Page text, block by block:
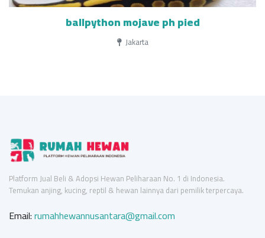
ballpython mojave ph pied
Jakarta
Platform Jual Beli & Adopsi Hewan Peliharaan No. 1 di Indonesia.
Temukan anjing, kucing, reptil & hewan lainnya dari pemilik terpercaya.
Email:rumahhewannusantara@gmail.com